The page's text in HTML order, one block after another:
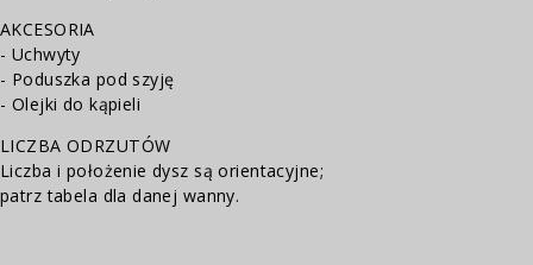
AKCESORIA
- Uchwyty
- Poduszka pod szyję
- Olejki do kąpieli
LICZBA ODRZUTÓW
Liczba i położenie dysz są orientacyjne;
patrz tabela dla danej wanny.